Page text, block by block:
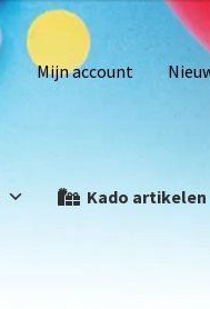
Mijn account
Kado artikelen